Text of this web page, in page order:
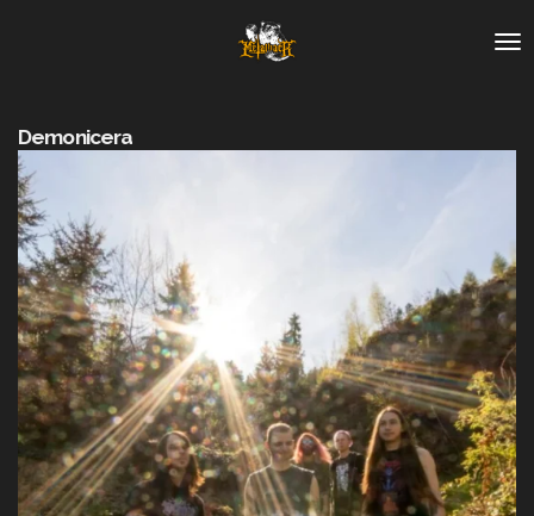
Demonicera